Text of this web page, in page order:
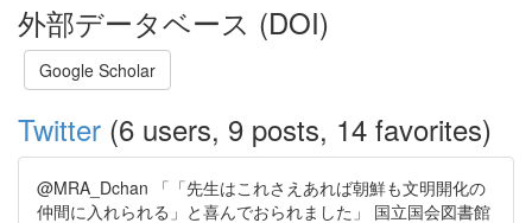
外部データベース (DOI)
Google Scholar
Twitter (6 users, 9 posts, 14 favorites)
@MRA_Dchan 「「先生はこれさえあれば朝鮮も文明開化の
仲間に入れられる」と喜んでおられました」 国立国会図書館